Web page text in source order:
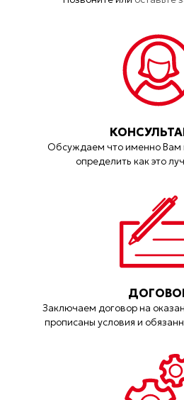
Обсуждаем что именно Вам
определить как это
Заключаем договор на
прописаны условия и